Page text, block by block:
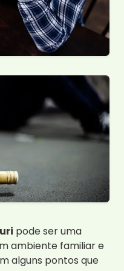
pode ser uma
ambiente familiar e
alguns pontos que